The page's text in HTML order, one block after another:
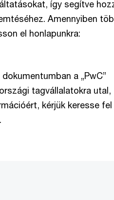
így segítve
Amennyiben
el honlapunkra:
a „PwC”
tagvállalatokra utal,
kérjük keresse fel